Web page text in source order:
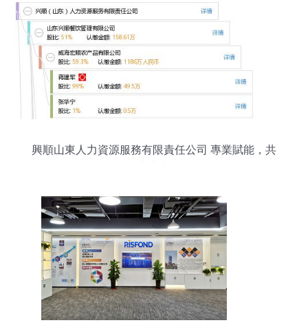
興順山東人力資源服務有限責任公司 專業賦能，共